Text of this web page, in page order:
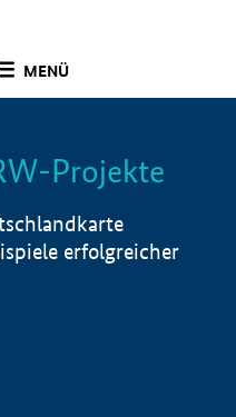
MENÜ
Info
Projekte
erfolgreicher